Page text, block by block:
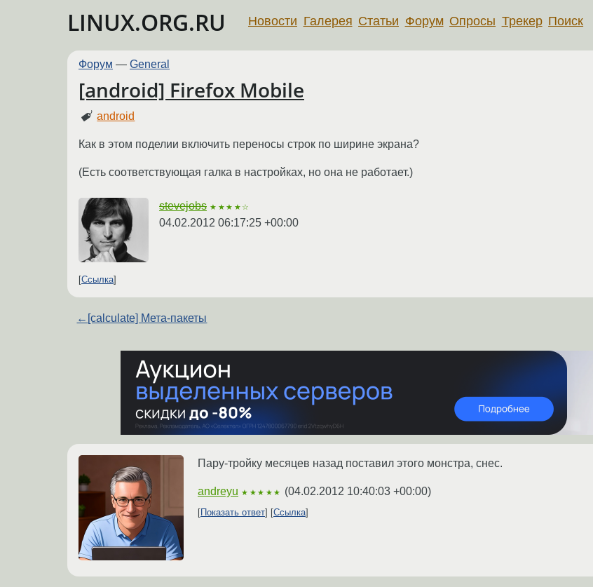
LINUX.ORG.RU Новости Галерея Статьи Форум Опросы Трекер Поиск
Форум — General
[android] Firefox Mobile
android
Как в этом поделии включить переносы строк по ширине экрана?
(Есть соответствующая галка в настройках, но она не работает.)
stevejobs ★★★★☆
04.02.2012 06:17:25 +00:00
Ссылка
← [calculate] Мета-пакеты
Пару-тройку месяцев назад поставил этого монстра, снес.
andreyu ★★★★★ (04.02.2012 10:40:03 +00:00)
Показать ответ Ссылка